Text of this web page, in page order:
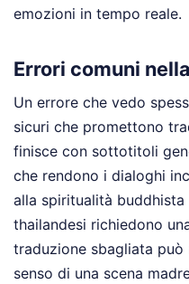
emozioni in tempo reale.
Errori comuni
Un errore che vedo
sicuri che promettono
finisce con sottotitoli
che rendono i dialoghi
alla spiritualità
thailandesi richiedono
traduzione sbagliata
senso di una scena